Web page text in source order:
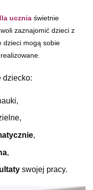
ucznia świetnie
zaznajomić dzieci z
dzieci mogą sobie
dziecko:
,
,
swojej pracy.